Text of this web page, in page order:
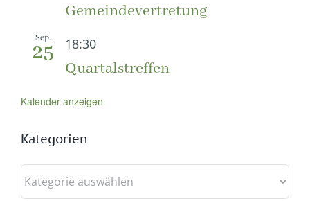
Gemeindevertretung
Sep.
25 18:30
Quartalstreffen
Kalender anzeigen
Kategorien
Kategorien